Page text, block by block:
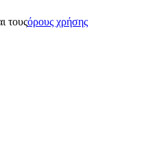
μέρους σας χρήση της
μέσων κοινωνικής
τουςόρους χρήσης